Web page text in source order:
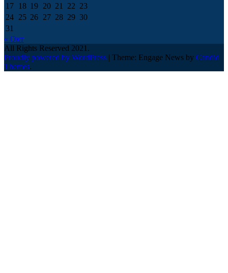
17 18 19 20 21 22 23
24 25 26 27 28 29 30
31
« Окт
All Rights Reserved 2021.
Proudly powered by WordPress | Theme: Engage News by Candid
Themes.